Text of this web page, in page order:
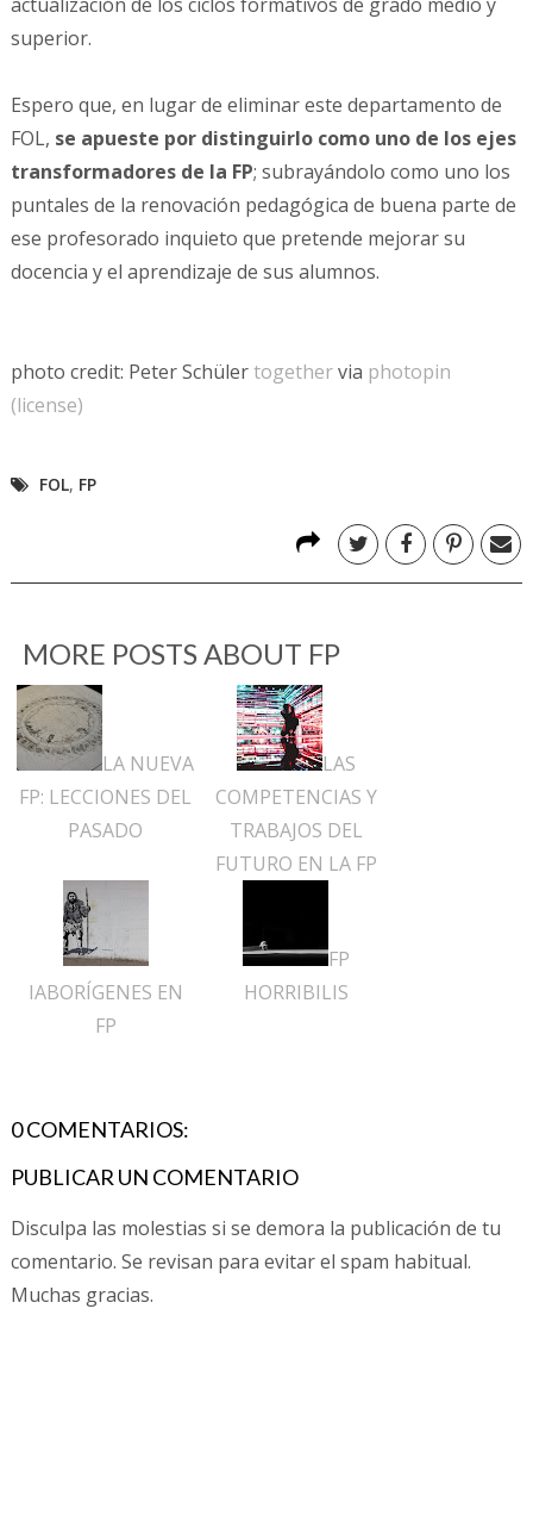
superior.
Espero que, en lugar de eliminar este departamento de
FOL, se apueste por distinguirlo como uno de los ejes
transformadores de la FP; subrayándolo como uno los
puntales de la renovación pedagógica de buena parte de
ese profesorado inquieto que pretende mejorar su
docencia y el aprendizaje de sus alumnos.
photo credit: Peter Schülertogethervia photopin
(license)
FOL, FP
MORE POSTS ABOUT FP
LA NUEVA
FP: LECCIONES DEL
PASADO
LAS
COMPETENCIAS Y
TRABAJOS DEL
FUTURO EN LA FP
IABORÍGENES EN
FP
FP
HORRIBILIS
0 COMENTARIOS:
PUBLICAR UN COMENTARIO
Disculpa las molestias si se demora la publicación de tu
comentario. Se revisan para evitar el spam habitual.
Muchas gracias.